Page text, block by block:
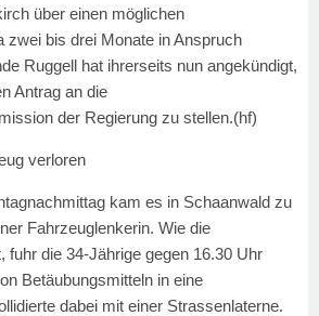
über einen möglichen
zwei bis drei Monate in Anspruch
Ruggell hat ihrerseits nun angekündigt,
Antrag an die
der Regierung zu stellen.(hf)
verloren
kam es in Schaanwald zu
Fahrzeuglenkerin. Wie die
fuhr die 34-Jährige gegen 16.30 Uhr
Betäubungsmitteln in eine
dabei mit einer Strassenlaterne.